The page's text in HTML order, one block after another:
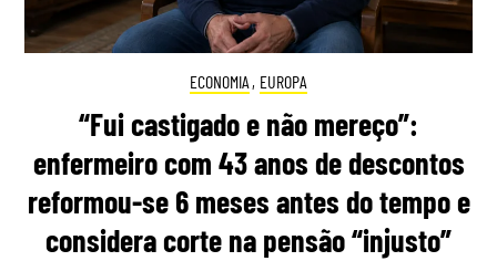
ECONOMIA , EUROPA
“Fui castigado e não mereço”:
enfermeiro com 43 anos de descontos
reformou-se 6 meses antes do tempo e
considera corte na pensão “injusto”